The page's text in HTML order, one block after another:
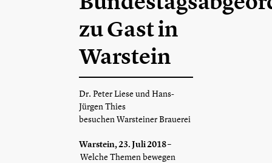
zu Gast in
Warstein
Dr. Peter Liese und Hans-
Jürgen Thies
besuchenWarsteinerBrauerei
Warstein, 23. Juli 2018 –
Welche Themen bewegen